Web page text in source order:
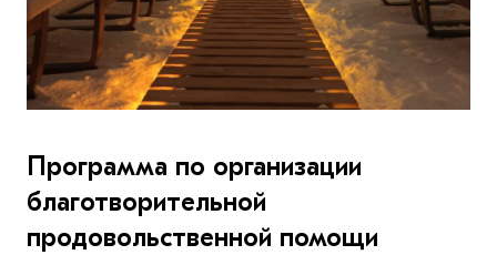
Программа по организации
благотворительной
продовольственной помощи